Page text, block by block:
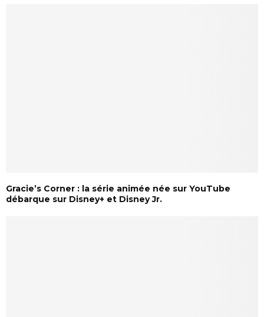
Gracie’s Corner : la série animée née sur YouTube
débarque sur Disney+ et Disney Jr.